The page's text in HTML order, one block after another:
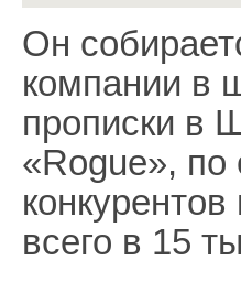
Он
компании в
прописки в
«Rogue», по
всего в 15